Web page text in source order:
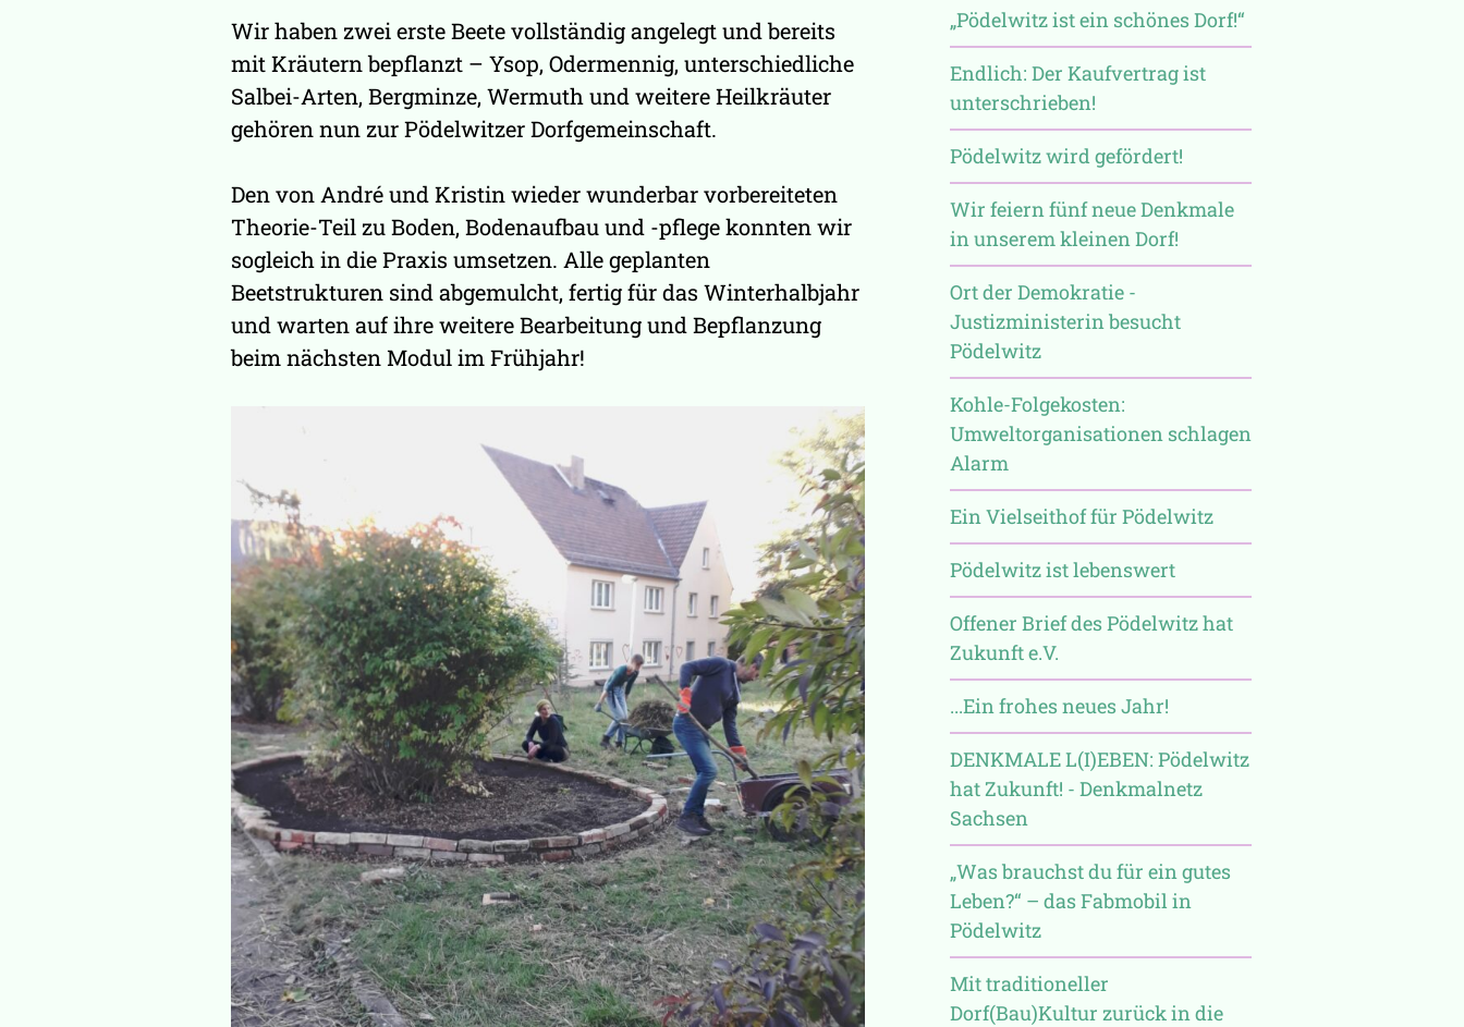
Wir haben zwei erste Beete vollständig angelegt und bereits
mit Kräutern bepflanzt – Ysop, Odermennig, unterschiedliche
Salbei-Arten, Bergminze, Wermuth und weitere Heilkräuter
gehören nun zur Pödelwitzer Dorfgemeinschaft.
Den von André und Kristin wieder wunderbar vorbereiteten
Theorie-Teil zu Boden, Bodenaufbau und -pflege konnten wir
sogleich in die Praxis umsetzen. Alle geplanten
Beetstrukturen sind abgemulcht, fertig für das Winterhalbjahr
und warten auf ihre weitere Bearbeitung und Bepflanzung
beim nächsten Modul im Frühjahr!
„Pödelwitz ist ein schönes Dorf!“
Endlich: Der Kaufvertrag ist
unterschrieben!
Pödelwitz wird gefördert!
Wir feiern fünf neue Denkmale
in unserem kleinen Dorf!
Ort der Demokratie -
Justizministerin besucht
Pödelwitz
Kohle-Folgekosten:
Umweltorganisationen schlagen
Alarm
Ein Vielseithof für Pödelwitz
Pödelwitz ist lebenswert
Offener Brief des Pödelwitz hat
Zukunft e.V.
...Ein frohes neues Jahr!
DENKMALE L(I)EBEN: Pödelwitz
hat Zukunft! - Denkmalnetz
Sachsen
„Was brauchst du für ein gutes
Leben?“ – das Fabmobil in
Pödelwitz
Mit traditioneller
Dorf(Bau)Kultur zurück in die